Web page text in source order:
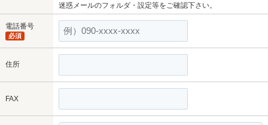
迷惑メールのフォルダ・設定等をご確認下さい。
電話番号
必須
住所
FAX